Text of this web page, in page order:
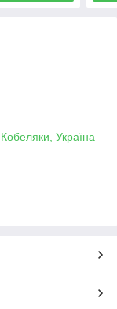
Україна